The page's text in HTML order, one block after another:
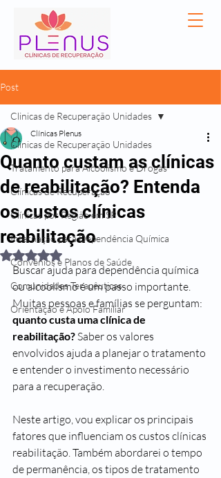
Post
Clinicas de Recuperação Unidades
Tratamento para Alcoolismo e Drogas
Clínicas de Recuperação
Clínicas por Região em SP
Internação para Dependência Química
Convênios e Planos de Saúde
Comunidades Terapêuticas
Orientação e Apoio Familiar
Clinicas de Recuperação Unidades
Quanto custam as clínicas
de reabilitação? Entenda
os custos clínicas
reabilitação
Clínicas Plenus
Avaliado com NaN de 5 estrelas.
Buscar ajuda para dependência química
ou alcoolismo é um passo importante.
Muitas pessoas e famílias se perguntam:
quanto custa uma clínica de
reabilitação? Saber os valores
envolvidos ajuda a planejar o tratamento
e entender o investimento necessário
para a recuperação.
Neste artigo, vou explicar os principais
fatores que influenciam os custos clínicas
reabilitação. Também abordarei o tempo
de permanência, os tipos de tratamento